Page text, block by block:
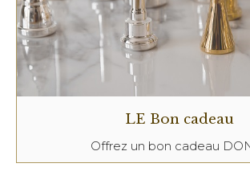
LE Bon cadeau
Offrez un bon cadeau